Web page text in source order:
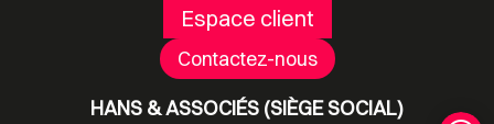
Espace client
Contactez-nous
HANS & ASSOCIÉS (SIÈGE SOCIAL)